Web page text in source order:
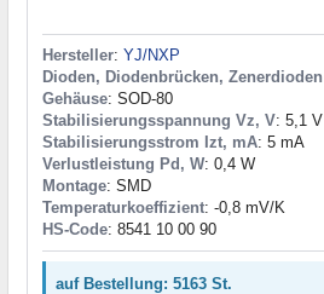
Hersteller: YJ/NXP
Dioden, Diodenbrücken, Zenerdioden
Gehäuse: SOD-80
Stabilisierungsspannung Vz, V: 5,1 V
Stabilisierungsstrom Izt, mA: 5 mA
Verlustleistung Pd, W: 0,4 W
Montage: SMD
Temperaturkoeffizient: -0,8 mV/K
HS-Code: 8541 10 00 90
auf Bestellung: 5163 St.